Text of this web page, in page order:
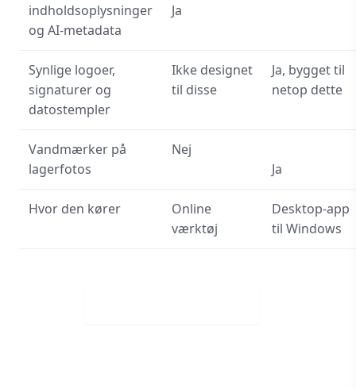
indholdsoplysninger
og AI-metadata
Ja
Synlige logoer,
signaturer og
datostempler
Ikke designet
til disse
Ja, bygget til
netop dette
Vandmærker på
lagerfotos
Nej
Ja
Hvor den kører
Online
værktøj
Desktop-app
til Windows